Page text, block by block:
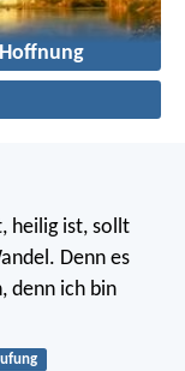
Hoffnung
heilig ist, sollt
Denn es
denn ich bin